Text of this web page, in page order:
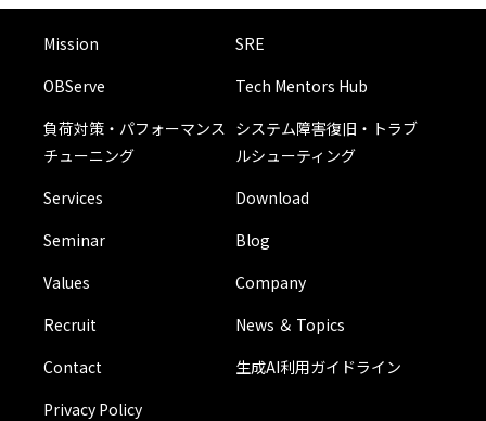
Mission
SRE
OBServe
Tech Mentors Hub
負荷対策・パフォーマンス
チューニング
システム障害復旧・トラブ
ルシューティング
Services
Download
Seminar
Blog
Values
Company
Recruit
News ＆ Topics
Contact
生成AI利用ガイドライン
Privacy Policy